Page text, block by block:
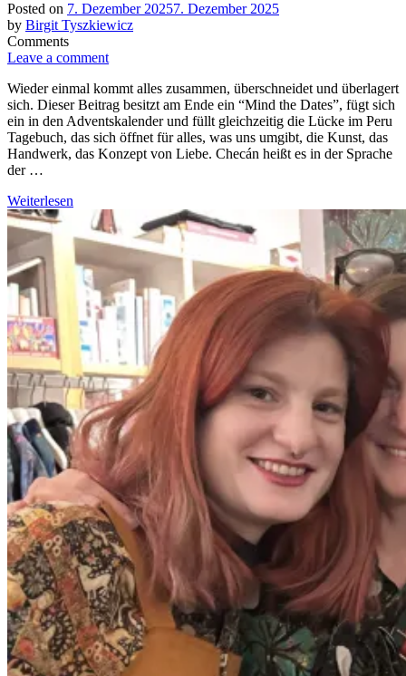
Posted on 7. Dezember 20257. Dezember 2025
by Birgit Tyszkiewicz
Comments
Leave a comment
Wieder einmal kommt alles zusammen, überschneidet und überlagert
sich. Dieser Beitrag besitzt am Ende ein “Mind the Dates”, fügt sich
ein in den Adventskalender und füllt gleichzeitig die Lücke im Peru
Tagebuch, das sich öffnet für alles, was uns umgibt, die Kunst, das
Handwerk, das Konzept von Liebe. Checán heißt es in der Sprache
der …
Weiterlesen